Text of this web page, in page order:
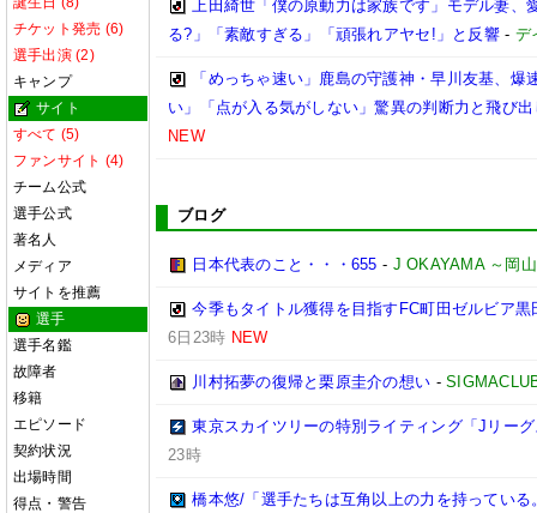
チケット発売 (6)
選手出演 (2)
キャンプ
サイト
すべて (5)
ファンサイト (4)
チーム公式
選手公式
著名人
メディア
サイトを推薦
選手
選手名鑑
故障者
移籍
エピソード
契約状況
出場時間
得点・警告
上田綺世「僕の原動力は家族です」モデル妻
る?」「素敵すぎる」「頑張れアヤセ!」と反響- デ
「めっちゃ速い」鹿島の守護神・早川友基、
い」「点が入る気がしない」驚異の判断力と飛び
NEW
ブログ
日本代表のこと・・・655 - J OKAYAMA ～岡
今季もタイトル獲得を目指すFC町田ゼルビア
6日23時 NEW
川村拓夢の復帰と栗原圭介の想い -
東京スカイツリーの特別ライティング「Jリー
23時
橋本悠/「選手たちは互角以上の力を持ってい